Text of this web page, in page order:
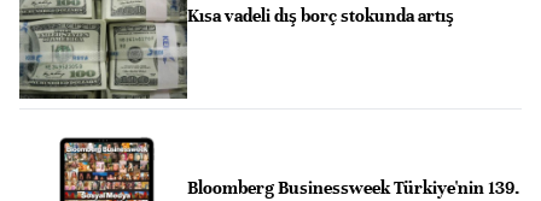
Kısa vadeli dış borç stokunda artış
Bloomberg Businessweek Türkiye'nin 139.